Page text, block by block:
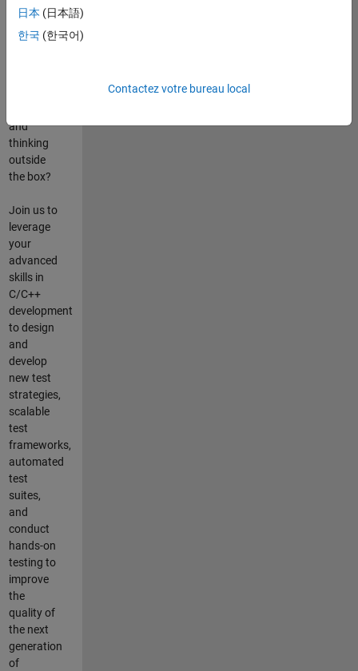
the-art
Do you
and
thinking
outside
the box?
Join us to
leverage
your
advanced
skills in
C/C++
development
to design
and
develop
new test
strategies,
scalable
test
frameworks,
automated
test
suites,
and
conduct
hands-on
testing to
improve
the
quality of
the next
generation
of
日本 (日本語)
한국 (한국어)
Contactez votre bureau local